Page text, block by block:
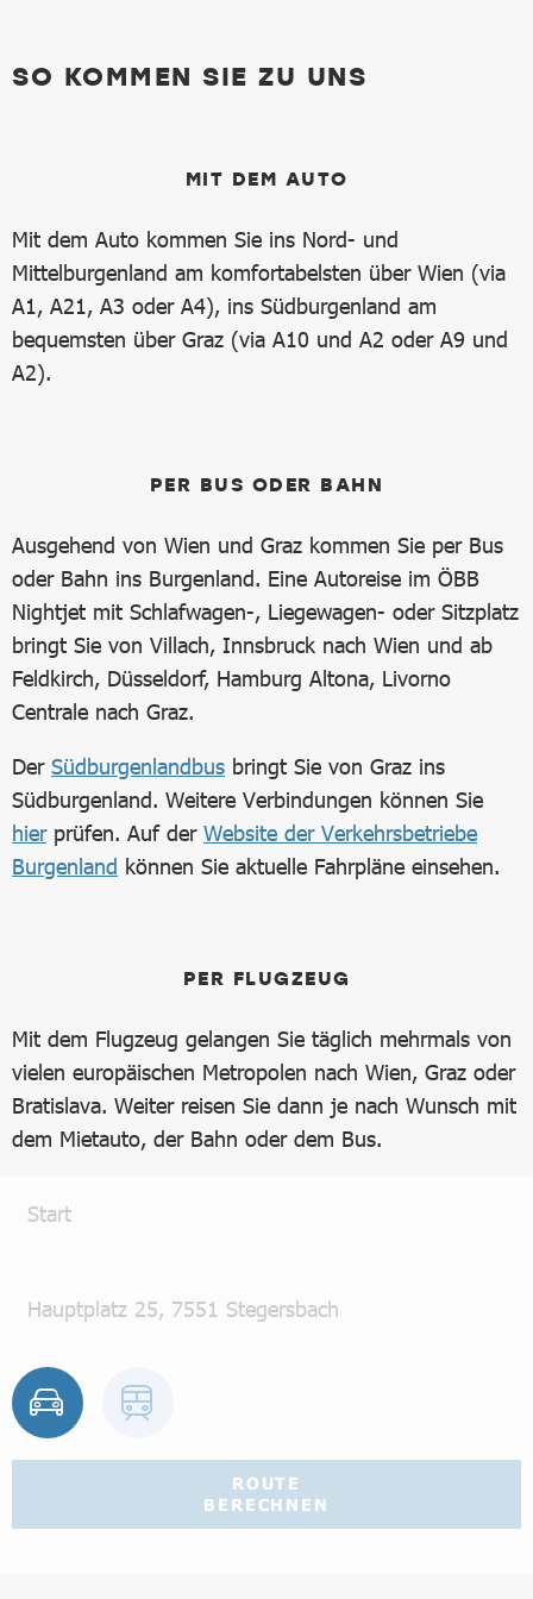
SO KOMMEN SIE ZU UNS
MIT DEM AUTO
Mit dem Auto kommen Sie ins Nord- und
Mittelburgenland am komfortabelsten über Wien (via
A1, A21, A3 oder A4), ins Südburgenland am
bequemsten über Graz (via A10 und A2 oder A9 und
A2).
PER BUS ODER BAHN
Ausgehend von Wien und Graz kommen Sie per Bus
oder Bahn ins Burgenland. Eine Autoreise im ÖBB
Nightjet mit Schlafwagen-, Liegewagen- oder Sitzplatz
bringt Sie von Villach, Innsbruck nach Wien und ab
Feldkirch, Düsseldorf, Hamburg Altona, Livorno
Centrale nach Graz.
Der Südburgenlandbus bringt Sie von Graz ins
Südburgenland. Weitere Verbindungen können Sie
hierprüfen. Auf der Website der Verkehrsbetriebe
Burgenland können Sie aktuelle Fahrpläne einsehen.
PER FLUGZEUG
Mit dem Flugzeug gelangen Sie täglich mehrmals von
vielen europäischen Metropolen nach Wien, Graz oder
Bratislava. Weiter reisen Sie dann je nach Wunsch mit
dem Mietauto, der Bahn oder dem Bus.
ROUTE
BERECHNEN